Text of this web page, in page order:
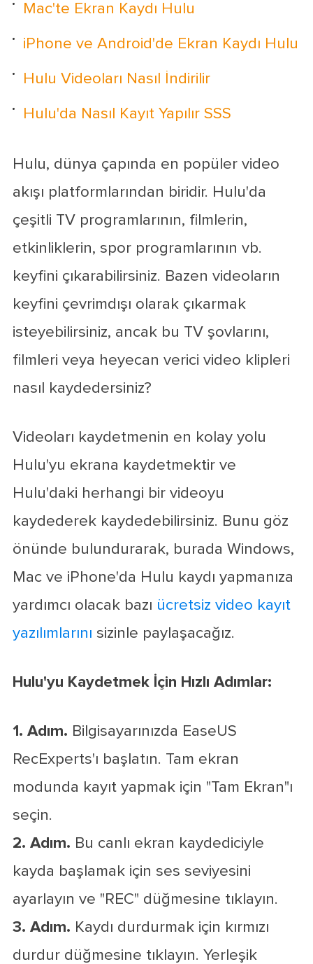
Mac'te Ekran Kaydı Hulu
iPhone ve Android'de Ekran Kaydı Hulu
Hulu Videoları Nasıl İndirilir
Hulu'da Nasıl Kayıt Yapılır SSS
Hulu, dünya çapında en popüler video
akışı platformlarından biridir. Hulu'da
çeşitli TV programlarının, filmlerin,
etkinliklerin, spor programlarının vb.
keyfini çıkarabilirsiniz. Bazen videoların
keyfini çevrimdışı olarak çıkarmak
isteyebilirsiniz, ancak bu TV şovlarını,
filmleri veya heyecan verici video klipleri
nasıl kaydedersiniz?
Videoları kaydetmenin en kolay yolu
Hulu'yu ekrana kaydetmektir ve
Hulu'daki herhangi bir videoyu
kaydederek kaydedebilirsiniz. Bunu göz
önünde bulundurarak, burada Windows,
Mac ve iPhone'da Hulu kaydı yapmanıza
yardımcı olacak bazı ücretsiz video kayıt
yazılımlarını sizinle paylaşacağız.
Hulu'yu Kaydetmek İçin Hızlı Adımlar:
1. Adım. Bilgisayarınızda EaseUS
RecExperts'ı başlatın. Tam ekran
modunda kayıt yapmak için "Tam Ekran"ı
seçin.
2. Adım. Bu canlı ekran kaydediciyle
kayda başlamak için ses seviyesini
ayarlayın ve "REC" düğmesine tıklayın.
3. Adım. Kaydı durdurmak için kırmızı
durdur düğmesine tıklayın. Yerleşik